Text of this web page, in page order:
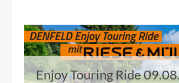
Enjoy Touring Ride